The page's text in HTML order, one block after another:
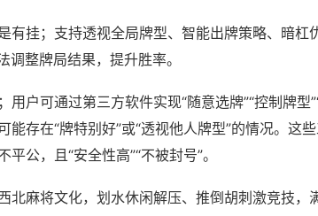
有挂；支持透视全局牌型、智能出牌策略、暗杠
调整牌局结果，提升胜率。
用户可通过第三方软件实现“随意选牌”“控制牌型
能存在“牌特别好”或“透视他人牌型”的情况。这
公，且“安全性高”“不被封号”。
北麻将文化，划水休闲解压、推倒胡刺激竞技，